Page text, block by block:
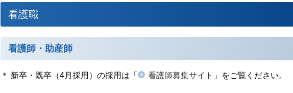
看護職
看護師・助産師
＊ 新卒・既卒（4月採用）の採用は「 看護師募集サイト 」をご覧ください。